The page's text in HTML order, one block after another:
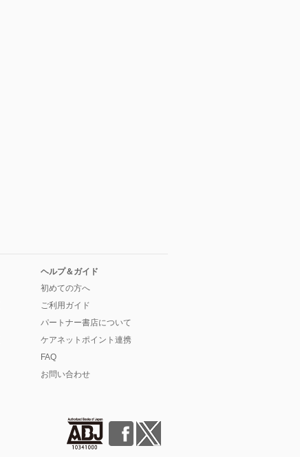
ヘルプ＆ガイド
初めての方へ
ご利用ガイド
パートナー書店について
ケアネットポイント連携
FAQ
お問い合わせ